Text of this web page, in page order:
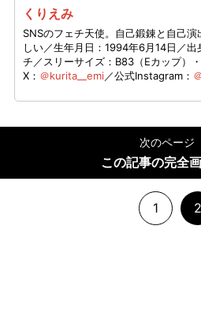
くりえみ
SNSのフェチ天使。自己鍛錬と自己
しい／生年月日：1994年6月14日／
チ／スリーサイズ：B83（Eカップ）
X： ＠kurita__emi／公式Instagram：
次のページ
この記事の完全
1 2